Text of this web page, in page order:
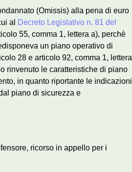
(Omissis) alla pena di euro
al
Decreto Legislativo n. 81 del
55, comma 1, lettera a), perchè
un piano operativo di
28 e articolo 92, comma 1, lettera
rinvenuto le caratteristiche di piano
in quanto riportante le indicazioni
piano di sicurezza e
ricorso in appello per i